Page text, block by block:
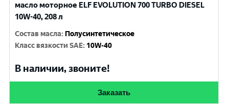
масло моторное ELF EVOLUTION 700 TURBO DIESEL
10W-40, 208 л
Состав масла: Полусинтетическое
Класс вязкости SAE: 10W-40
В наличии, звоните!
Заказать